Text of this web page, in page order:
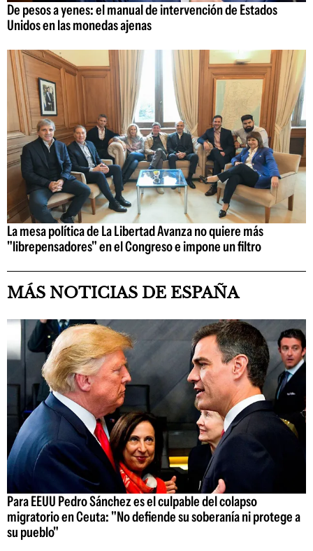
De pesos a yenes: el manual de intervención de Estados
Unidos en las monedas ajenas
La mesa política de La Libertad Avanza no quiere más
"librepensadores" en el Congreso e impone un filtro
MÁS NOTICIAS DE ESPAÑA
Para EEUU Pedro Sánchez es el culpable del colapso
migratorio en Ceuta: "No defiende su soberanía ni protege a
su pueblo"